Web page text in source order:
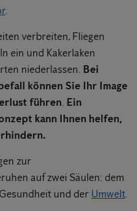
.
verbreiten, Fliegen
ein und Kakerlaken
niederlassen. Bei
können Sie Ihr Image
führen. Ein
kann Ihnen helfen,
zur
auf zwei Säulen: dem
und der Umwelt.